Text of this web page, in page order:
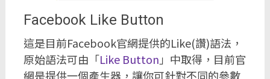
Facebook Like Button
這是目前Facebook官網提供的Like(讚)語法，
原始語法可由「Like Button 」中取得，目前官
網是提供一個產生器，讓你可針對不同的參數